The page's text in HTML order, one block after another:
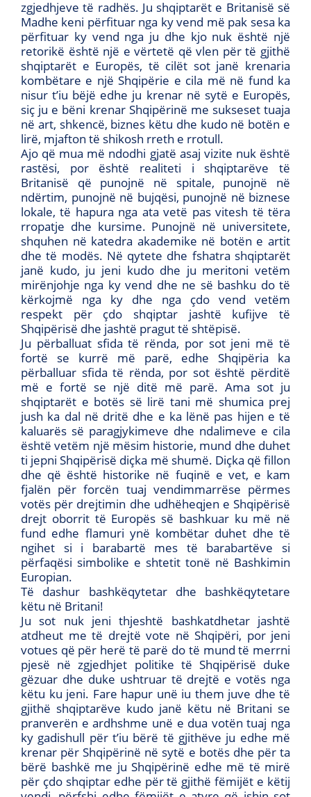
zgjedhjeve të radhës. Ju shqiptarët e Britanisë së
Madhe keni përfituar nga ky vend më pak sesa ka
përfituar ky vend nga ju dhe kjo nuk është një
retorikë është një e vërtetë që vlen për të gjithë
shqiptarët e Europës, të cilët sot janë krenaria
kombëtare e një Shqipërie e cila më në fund ka
nisur t’iu bëjë edhe ju krenar në sytë e Europës,
siç ju e bëni krenar Shqipërinë me sukseset tuaja
në art, shkencë, biznes këtu dhe kudo në botën e
lirë, mjafton të shikosh rreth e rrotull.
Ajo që mua më ndodhi gjatë asaj vizite nuk është
rastësi, por është realiteti i shqiptarëve të
Britanisë që punojnë në spitale, punojnë në
ndërtim, punojnë në bujqësi, punojnë në biznese
lokale, të hapura nga ata vetë pas vitesh të tëra
rropatje dhe kursime. Punojnë në universitete,
shquhen në katedra akademike në botën e artit
dhe të modës. Në qytete dhe fshatra shqiptarët
janë kudo, ju jeni kudo dhe ju meritoni vetëm
mirënjohje nga ky vend dhe ne së bashku do të
kërkojmë nga ky dhe nga çdo vend vetëm
respekt për çdo shqiptar jashtë kufijve të
Shqipërisë dhe jashtë pragut të shtëpisë.
Ju përballuat sfida të rënda, por sot jeni më të
fortë se kurrë më parë, edhe Shqipëria ka
përballuar sfida të rënda, por sot është përditë
më e fortë se një ditë më parë. Ama sot ju
shqiptarët e botës së lirë tani më shumica prej
jush ka dal në dritë dhe e ka lënë pas hijen e të
kaluarës së paragjykimeve dhe ndalimeve e cila
është vetëm një mësim historie, mund dhe duhet
ti jepni Shqipërisë diçka më shumë. Diçka që fillon
dhe që është historike në fuqinë e vet, e kam
fjalën për forcën tuaj vendimmarrëse përmes
votës për drejtimin dhe udhëheqjen e Shqipërisë
drejt oborrit të Europës së bashkuar ku më në
fund edhe flamuri ynë kombëtar duhet dhe të
ngihet si i barabartë mes të barabartëve si
përfaqësi simbolike e shtetit tonë në Bashkimin
Europian.
Të dashur bashkëqytetar dhe bashkëqytetare
këtu në Britani!
Ju sot nuk jeni thjeshtë bashkatdhetar jashtë
atdheut me të drejtë vote në Shqipëri, por jeni
votues që për herë të parë do të mund të merrni
pjesë në zgjedhjet politike të Shqipërisë duke
gëzuar dhe duke ushtruar të drejtë e votës nga
këtu ku jeni. Fare hapur unë iu them juve dhe të
gjithë shqiptarëve kudo janë këtu në Britani se
pranverën e ardhshme unë e dua votën tuaj nga
ky gadishull për t’iu bërë të gjithëve ju edhe më
krenar për Shqipërinë në sytë e botës dhe për ta
bërë bashkë me ju Shqipërinë edhe më të mirë
për çdo shqiptar edhe për të gjithë fëmijët e këtij